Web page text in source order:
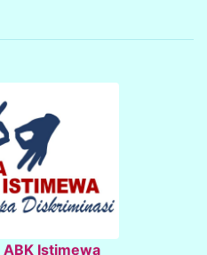
ABK Istimewa